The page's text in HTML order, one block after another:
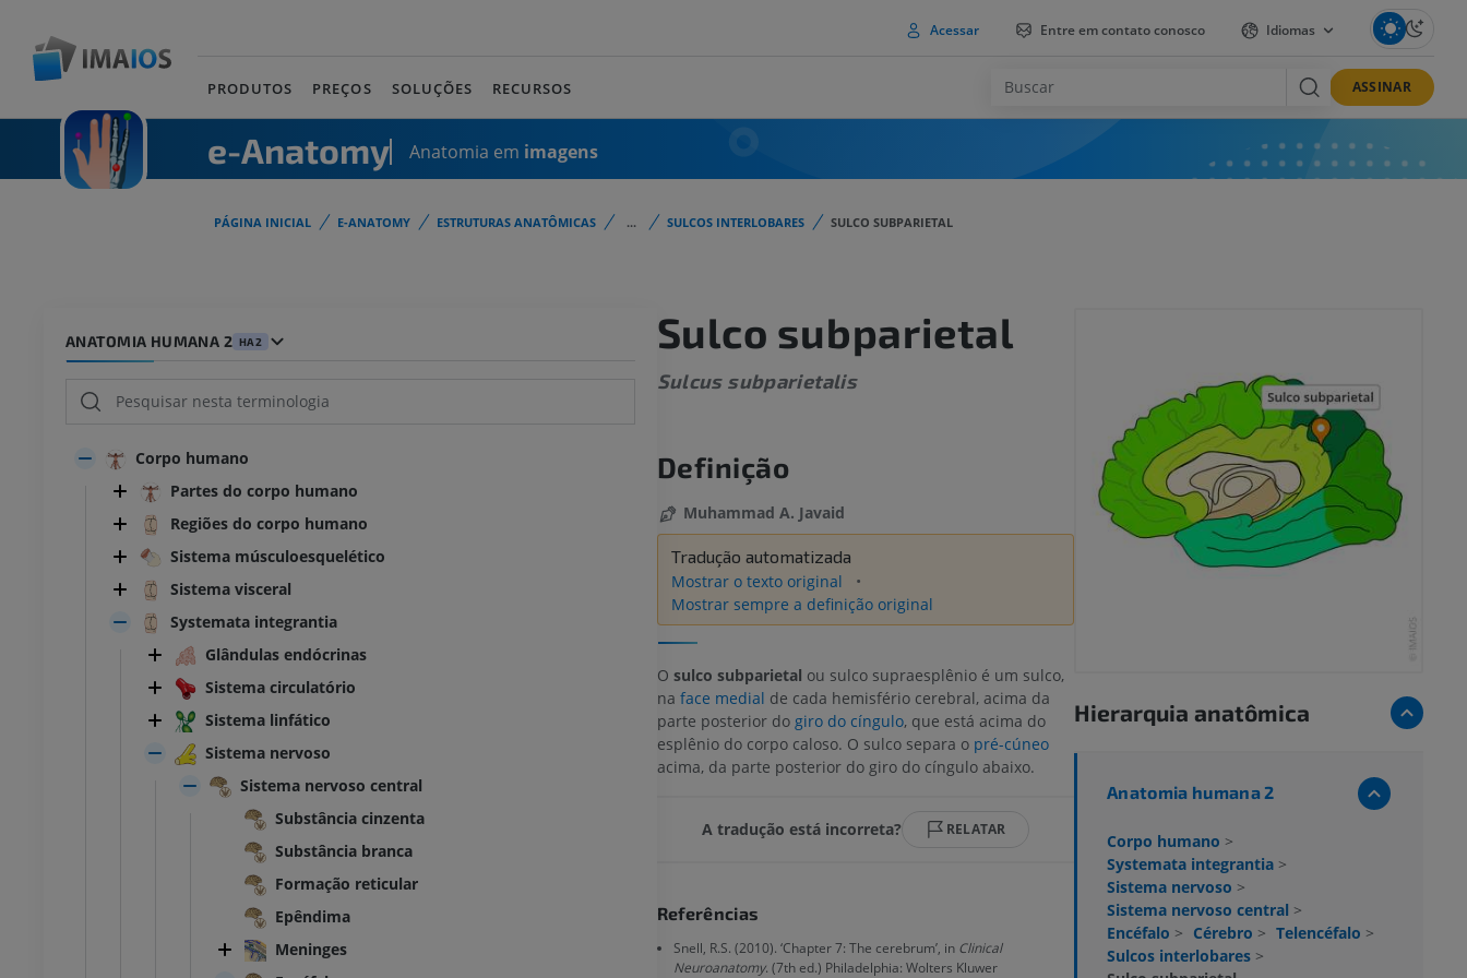
Acessar Entre em contato conosco Idiomas
PRODUTOS PREÇOS SOLUÇÕES RECURSOS ASSINAR
e-Anatomy Anatomia em imagens
PÁGINA INICIAL E-ANATOMY ESTRUTURAS ANATÔMICAS ... SULCOS INTERLOBARES SULCO SUBPARIETAL
ANATOMIA HUMANA 2 HA2
Corpo humano
Partes do corpo humano
Regiões do corpo humano
Sistema músculoesquelético
Sistema visceral
Systemata integrantia
Glândulas endócrinas
Sistema circulatório
Sistema linfático
Sistema nervoso
Sistema nervoso central
Substância cinzenta
Substância branca
Formação reticular
Epêndima
Meninges
Sulco subparietal
Sulcus subparietalis
Definição
Muhammad A. Javaid
Tradução automatizada
Mostrar o texto original
Mostrar sempre a definição original
O sulco subparietal ou sulco supraesplênio é um sulco,
na face medial de cada hemisfério cerebral, acima da
parte posterior do giro do cíngulo, que está acima do
esplênio do corpo caloso. O sulco separa o pré-cúneo
acima, da parte posterior do giro do cíngulo abaixo.
A tradução está incorreta? RELATAR
Referências
Snell, R.S. (2010). ‘Chapter 7: The cerebrum’, in Clinical
Neuroanatomy. (7th ed.) Philadelphia: Wolters Kluwer
Hierarquia anatômica
Anatomia humana 2
Corpo humano >
Systemata integrantia >
Sistema nervoso >
Sistema nervoso central >
Encéfalo > Cérebro > Telencéfalo >
Sulcos interlobares >